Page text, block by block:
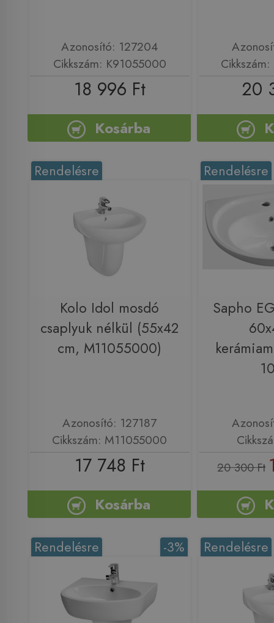
Azonosító: 127204
Cikkszám: K91055000
18 996 Ft
Kosárba
20
Rendelésre
Kolo Idol mosdó
csaplyuk nélkül (55x42
cm, M11055000)
Azonosító: 127187
Cikkszám: M11055000
17 748 Ft
Kosárba
Rendelésre
Sapho
20 300 Ft
-3%
Rendelésre Rendelésre